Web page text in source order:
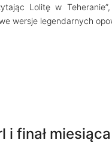
Lolitę w
wersje legendarnych
i finał miesiąca